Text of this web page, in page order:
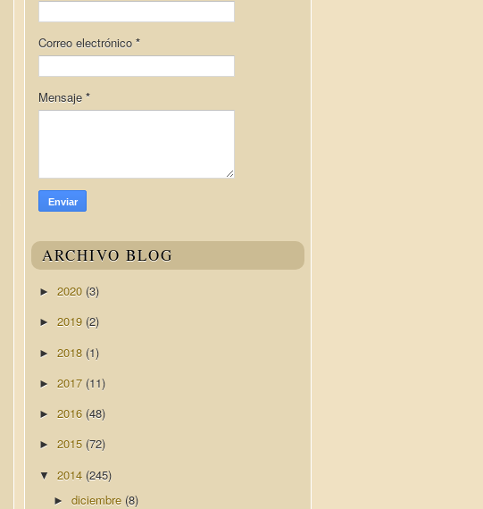
Correo electrónico *
Mensaje *
ARCHIVO BLOG
► 2020 (3)
► 2019 (2)
► 2018 (1)
► 2017 (11)
► 2016 (48)
► 2015 (72)
▼ 2014 (245)
► diciembre (8)